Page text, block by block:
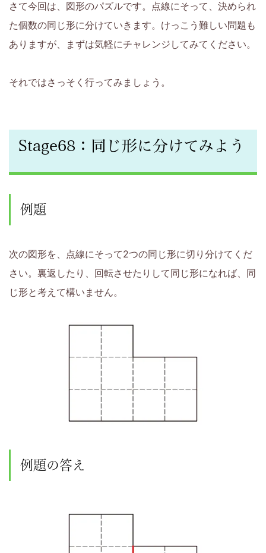
さ
ま
を
も
の
保
護
者
の
し
ょ
さて今回は、図形のパズルです。点線にそって、決められ
た個数の同じ形に分けていきます。けっこう難しい問題も
ありますが、まずは気軽にチャレンジしてみてください。
それではさっそく行ってみましょう。
Stage68：同じ形に分けてみよう
例題
次の図形を、点線にそって2つの同じ形に切り分けてくだ
さい。裏返したり、回転させたりして同じ形になれば、同
じ形と考えて構いません。
例題の答え